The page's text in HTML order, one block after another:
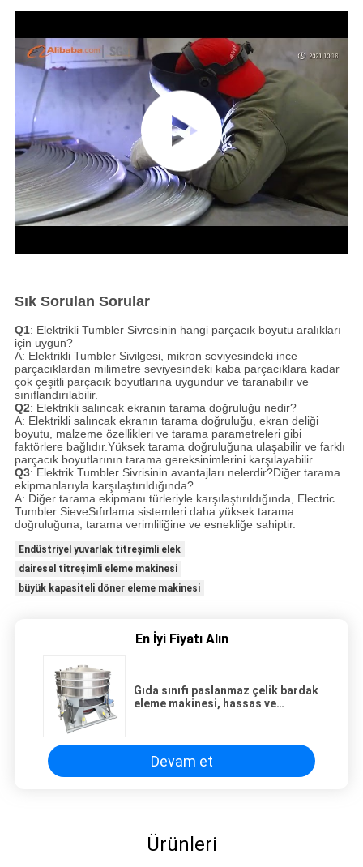
Sık Sorulan Sorular
Q1: Elektrikli Tumbler Sivresinin hangi parçacık boyutu aralıkları
için uygun?
A: Elektrikli Tumbler Sivilgesi, mikron seviyesindeki ince
parçacıklardan milimetre seviyesindeki kaba parçacıklara kadar
çok çeşitli parçacık boyutlarına uygundur ve taranabilir ve
sınıflandırılabilir.
Q2: Elektrikli salıncak ekranın tarama doğruluğu nedir?
A: Elektrikli salıncak ekranın tarama doğruluğu, ekran deliği
boyutu, malzeme özellikleri ve tarama parametreleri gibi
faktörlere bağlıdır.Yüksek tarama doğruluğuna ulaşabilir ve farklı
parçacık boyutlarının tarama gereksinimlerini karşılayabilir.
Q3: Elektrik Tumbler Sivrisinin avantajları nelerdir?Diğer tarama
ekipmanlarıyla karşılaştırıldığında?
A: Diğer tarama ekipmanı türleriyle karşılaştırıldığında, Electric
Tumbler SieveSıfırlama sistemleri daha yüksek tarama
doğruluğuna, tarama verimliliğine ve esnekliğe sahiptir.
Endüstriyel yuvarlak titreşimli elek
dairesel titreşimli eleme makinesi
büyük kapasiteli döner eleme makinesi
En İyi Fiyatı Alın
Gıda sınıfı paslanmaz çelik bardak
eleme makinesi, hassas ve
Devam et
Ürünleri